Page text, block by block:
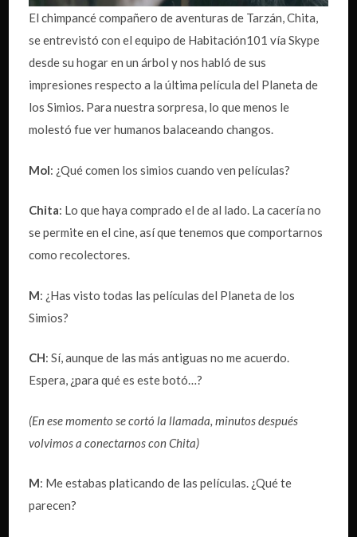
El chimpancé compañero de aventuras de Tarzán, Chita,
se entrevistó con el equipo de Habitación101 vía Skype
desde su hogar en un árbol y nos habló de sus
impresiones respecto a la última película del Planeta de
los Simios. Para nuestra sorpresa, lo que menos le
molestó fue ver humanos balaceando changos.
Mol: ¿Qué comen los simios cuando ven películas?
Chita: Lo que haya comprado el de al lado. La cacería no
se permite en el cine, así que tenemos que comportarnos
como recolectores.
M: ¿Has visto todas las películas del Planeta de los
Simios?
CH: Sí, aunque de las más antiguas no me acuerdo.
Espera, ¿para qué es este botó…?
(En ese momento se cortó la llamada, minutos después
volvimos a conectarnos con Chita)
M: Me estabas platicando de las películas. ¿Qué te
parecen?